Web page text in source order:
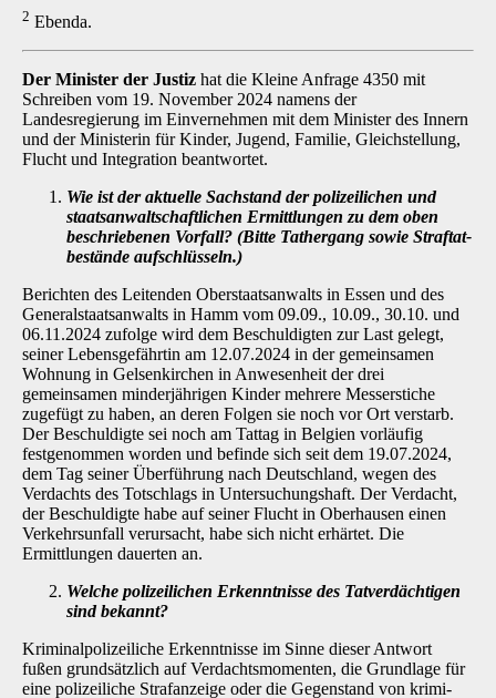
2 Ebenda.
Der Minister der Justiz hat die Kleine Anfrage 4350 mit
Schreiben vom 19. November 2024 namens der
Landesregierung im Einvernehmen mit dem Minister des Innern
und der Ministerin für Kinder, Jugend, Familie, Gleichstellung,
Flucht und Integration beantwortet.
Wie ist der aktuelle Sachstand der polizeilichen und
staatsanwaltschaftlichen Er­mittlungen zu dem oben
beschriebenen Vorfall? (Bitte Tathergang sowie Straftat­
bestände aufschlüsseln.)
Berichten des Leitenden Oberstaatsanwalts in Essen und des
Generalstaatsanwalts in Hamm vom 09.09., 10.09., 30.10. und
06.11.2024 zufolge wird dem Beschuldigten zur Last gelegt,
seiner Lebensgefährtin am 12.07.2024 in der gemeinsamen
Wohnung in Gelsenkirchen in An­wesenheit der drei
gemeinsamen minderjährigen Kinder mehrere Messerstiche
zugefügt zu haben, an deren Folgen sie noch vor Ort verstarb.
Der Beschuldigte sei noch am Tattag in Belgien vorläufig
festgenommen worden und befinde sich seit dem 19.07.2024,
dem Tag sei­ner Überführung nach Deutschland, wegen des
Verdachts des Totschlags in Untersuchungs­haft. Der Verdacht,
der Beschuldigte habe auf seiner Flucht in Oberhausen einen
Verkehrsun­fall verursacht, habe sich nicht erhärtet. Die
Ermittlungen dauerten an.
Welche polizeilichen Erkenntnisse des Tatverdächtigen
sind bekannt?
Kriminalpolizeiliche Erkenntnisse im Sinne dieser Antwort
fußen grundsätzlich auf Verdachts­momenten, die Grundlage für
eine polizeiliche Strafanzeige oder die Gegenstand von krimi­